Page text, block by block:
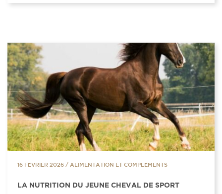
16 FÉVRIER 2026 / ALIMENTATION ET COMPLÉMENTS
LA NUTRITION DU JEUNE CHEVAL DE SPORT